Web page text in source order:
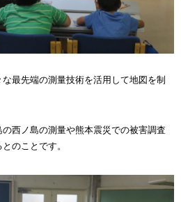
最先端の測量技術を活用して地図を制
西ノ島の測量や熊本震災での被害調査
のことです。